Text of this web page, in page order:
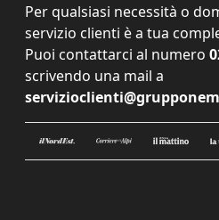
Per qualsiasi necessità o
servizio clienti è a tua
Puoi contattarci al numero
scrivendo una mail a